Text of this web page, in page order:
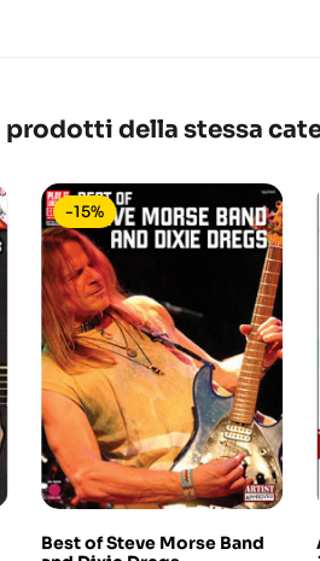
prodotti della stessa
Best of Steve Morse Band
-15%